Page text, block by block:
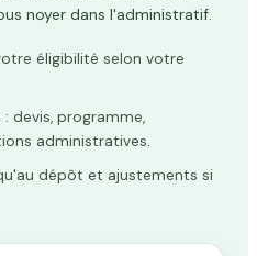
noyer dans l'administratif.
éligibilité selon votre
devis, programme,
administratives.
dépôt et ajustements si